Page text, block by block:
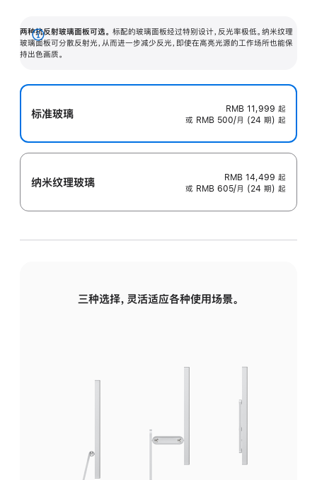
两种抗反射玻璃面板可选。 标配的玻璃面板经过特别设计，反光率极低。纳米纹理
玻璃面板可分散反射光，从而进一步减少反光，即使在高亮光源的工作场所也能保
持出色画质。
展
开
标准玻璃 RMB 11,999 起
或 RMB 500/月 (24 期) 起
纳米纹理玻璃 RMB 14,499 起
或 RMB 605/月 (24 期) 起
三种选择，灵活适应各种使用场景。